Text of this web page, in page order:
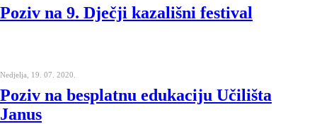
Poziv na 9. Dječji kazališni festival
Nedjelja, 19. 07. 2020.
Poziv na besplatnu edukaciju Učilišta
Janus